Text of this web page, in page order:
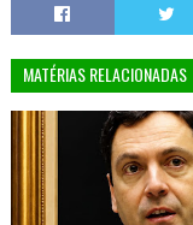
MATÉRIAS RELACIONADAS